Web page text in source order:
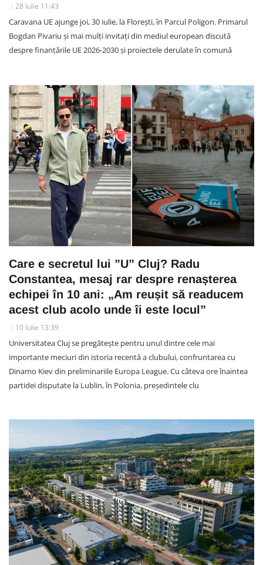
28 Iulie 11:43
Caravana UE ajunge joi, 30 iulie, la Florești, în Parcul Poligon. Primarul
Bogdan Pivariu și mai mulți invitați din mediul european discută
despre finanțările UE 2026-2030 și proiectele derulate în comună
Care e secretul lui ”U” Cluj? Radu
Constantea, mesaj rar despre renașterea
echipei în 10 ani: „Am reușit să readucem
acest club acolo unde îi este locul”
10 Iulie 13:39
Universitatea Cluj se pregătește pentru unul dintre cele mai
importante meciuri din istoria recentă a clubului, confruntarea cu
Dinamo Kiev din preliminariile Europa League. Cu câteva ore înaintea
partidei disputate la Lublin, în Polonia, președintele clu